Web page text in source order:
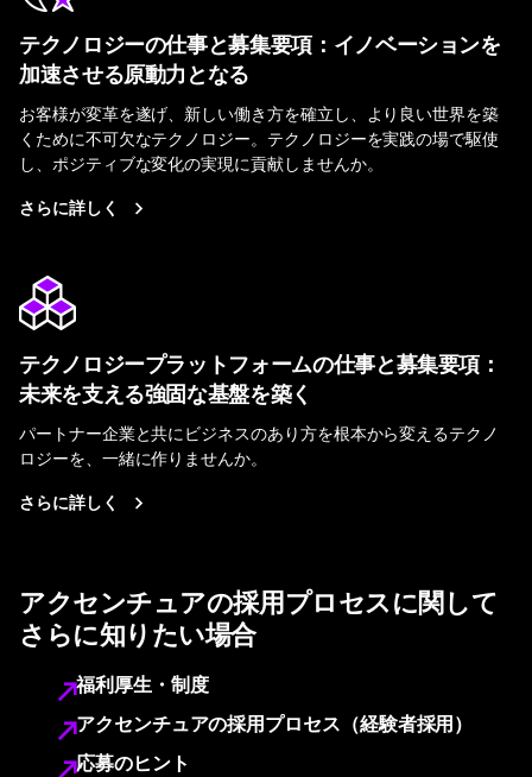
テクノロジーの仕事と募集要項：イノベーションを
加速させる原動力となる
お客様が変革を遂げ、新しい働き方を確立し、より良い世界を築
くために不可欠なテクノロジー。テクノロジーを実践の場で駆使
し、ポジティブな変化の実現に貢献しませんか。
さらに詳しく
テクノロジープラットフォームの仕事と募集要項：
未来を支える強固な基盤を築く
パートナー企業と共にビジネスのあり方を根本から変えるテクノ
ロジーを、一緒に作りませんか。
さらに詳しく
アクセンチュアの採用プロセスに関して
さらに知りたい場合
福利厚生・制度
アクセンチュアの採用プロセス（経験者採用）
応募のヒント